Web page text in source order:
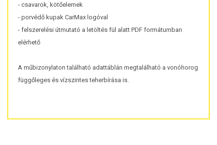
- csavarok, kötőelemek
- porvédő kupak CarMax logóval
- felszerelési útmutató a letöltés fül alatt PDF formátumban
elérhető
A műbizonylaton található adattáblán megtalálható a vonóhorog
függőleges és vízszintes teherbírása is.